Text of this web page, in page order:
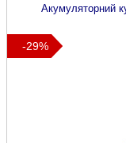
Акумуляторний
-29%